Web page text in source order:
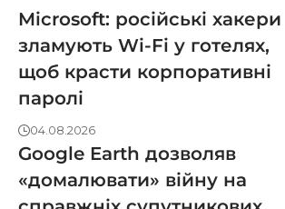
Microsoft: російські хакери
зламують Wi-Fi у готелях,
щоб красти корпоративні
паролі
04.08.2026
Google Earth дозволяв
«домалювати» війну на